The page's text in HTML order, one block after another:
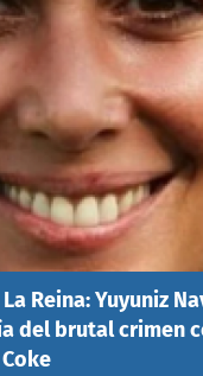
Reina: Yuyuniz
del brutal crimen